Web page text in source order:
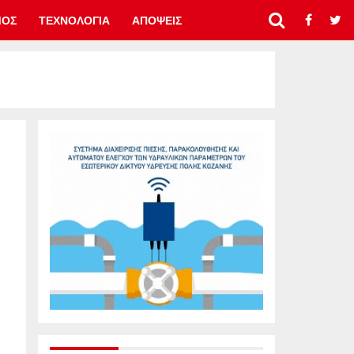
ΤΕΧΝΟΛΟΓΙΑ ΑΠΟΨΕΙΣ